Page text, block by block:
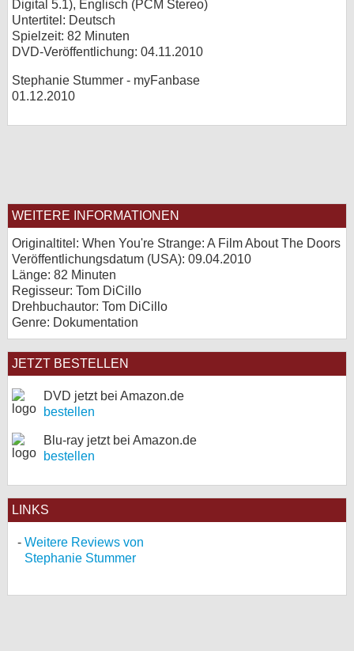
Digital 5.1), Englisch (PCM Stereo)
Untertitel: Deutsch
Spielzeit: 82 Minuten
DVD-Veröffentlichung: 04.11.2010
Stephanie Stummer - myFanbase
01.12.2010
WEITERE INFORMATIONEN
Originaltitel: When You're Strange: A Film About The Doors
Veröffentlichungsdatum (USA): 09.04.2010
Länge: 82 Minuten
Regisseur: Tom DiCillo
Drehbuchautor: Tom DiCillo
Genre: Dokumentation
JETZT BESTELLEN
DVD jetzt bei Amazon.de
bestellen
Blu-ray jetzt bei Amazon.de
bestellen
LINKS
Weitere Reviews von
Stephanie Stummer